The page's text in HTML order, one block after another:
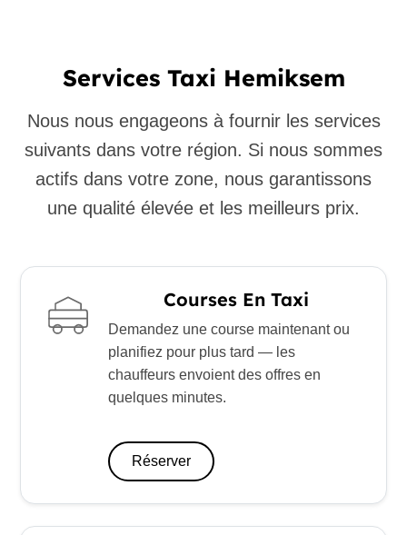
Services Taxi Hemiksem
Nous nous engageons à fournir les services
suivants dans votre région. Si nous sommes
actifs dans votre zone, nous garantissons
une qualité élevée et les meilleurs prix.
Courses En Taxi
Demandez une course maintenant ou
planifiez pour plus tard — les
chauffeurs envoient des offres en
quelques minutes.
Réserver